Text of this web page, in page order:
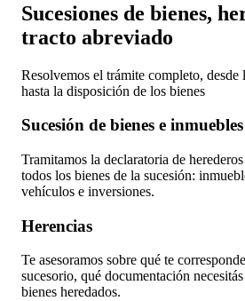
Sucesiones de bienes,
tracto abreviado
Resolvemos el trámite completo, desde
hasta la disposición de los bienes
Sucesión de bienes e inmuebles
Tramitamos la declaratoria de
todos los bienes de la sucesión:
vehículos e inversiones.
Herencias
Te asesoramos sobre qué te
sucesorio, qué documentación
bienes heredados.